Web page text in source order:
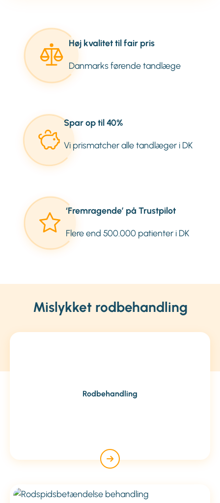
Høj kvalitet til fair pris
Danmarks førende tandlæge
Spar op til 40%
Vi prismatcher alle tandlæger i DK
‘Fremragende’ på Trustpilot
Flere end 500.000 patienter i DK
Mislykket rodbehandling
Rodbehandling